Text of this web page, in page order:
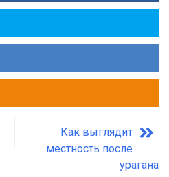
Как выглядит
местность после
урагана